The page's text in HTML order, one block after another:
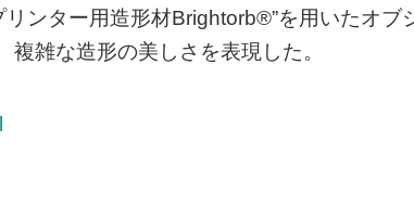
ンター用造形材Brightorb®”を用いたオブ
雑な造形の美しさを表現した。